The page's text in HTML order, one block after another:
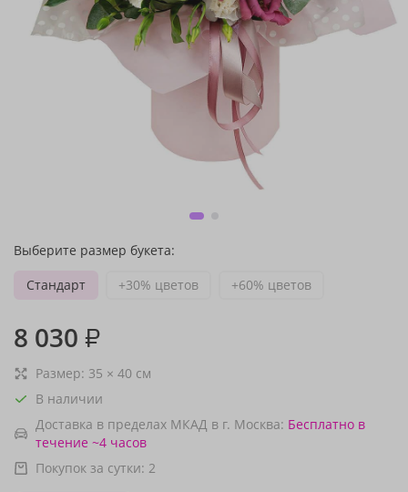
Выберите размер букета:
Стандарт
+30% цветов +60% цветов
8 030 ₽
Размер: 35 × 40 см
В наличии
Доставка в пределах МКАД в г. Москва: Бесплатно в
течение ~4 часов
Покупок за сутки: 2